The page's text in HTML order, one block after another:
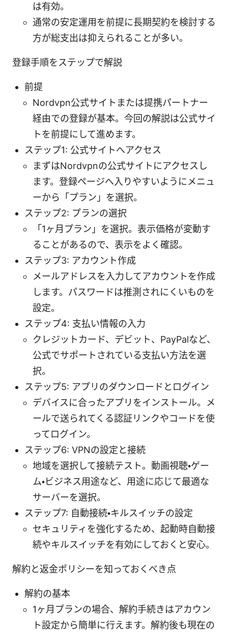
は有効。
通常の安定運用を前提に長期契約を検討する
方が総支出は抑えられることが多い。
登録手順をステップで解説
前提
Nordvpn公式サイトまたは提携パートナー
経由での登録が基本。今回の解説は公式サイ
トを前提にして進めます。
ステップ1: 公式サイトへアクセス
まずはNordvpnの公式サイトにアクセスし
ます。登録ページへ入りやすいようにメニュ
ーから「プラン」を選択。
ステップ2: プランの選択
「1ヶ月プラン」を選択。表示価格が変動す
ることがあるので、表示をよく確認。
ステップ3: アカウント作成
メールアドレスを入力してアカウントを作成
します。パスワードは推測されにくいものを
設定。
ステップ4: 支払い情報の入力
クレジットカード、デビット、PayPalなど、
公式でサポートされている支払い方法を選
択。
ステップ5: アプリのダウンロードとログイン
デバイスに合ったアプリをインストール。メ
ールで送られてくる認証リンクやコードを使
ってログイン。
ステップ6: VPNの設定と接続
地域を選択して接続テスト。動画視聴・ゲー
ム・ビジネス用途など、用途に応じて最適な
サーバーを選択。
ステップ7: 自動接続・キルスイッチの設定
セキュリティを強化するため、起動時自動接
続やキルスイッチを有効にしておくと安心。
解約と返金ポリシーを知っておくべき点
解約の基本
1ヶ月プランの場合、解約手続きはアカウン
ト設定から簡単に行えます。解約後も現在の